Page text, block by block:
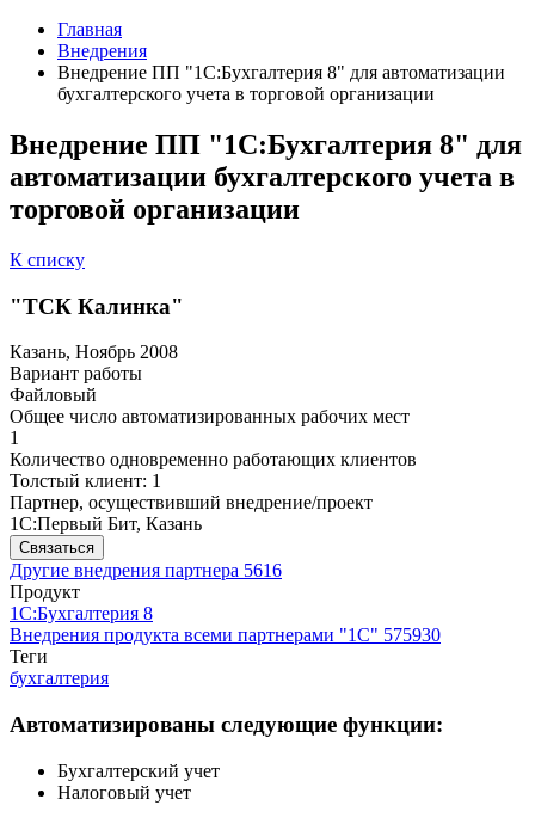
Главная
Внедрения
Внедрение ПП "1С:Бухгалтерия 8" для автоматизации
бухгалтерского учета в торговой организации
Внедрение ПП "1С:Бухгалтерия 8" для
автоматизации бухгалтерского учета в
торговой организации
К списку
"ТСК Калинка"
Казань, Ноябрь 2008
Вариант работы
Файловый
Общее число автоматизированных рабочих мест
1
Количество одновременно работающих клиентов
Толстый клиент: 1
Партнер, осуществивший внедрение/проект
1С:Первый Бит, Казань
Связаться
Другие внедрения партнера 5616
Продукт
1С:Бухгалтерия 8
Внедрения продукта всеми партнерами "1С" 575930
Теги
бухгалтерия
Автоматизированы следующие функции:
Бухгалтерский учет
Налоговый учет